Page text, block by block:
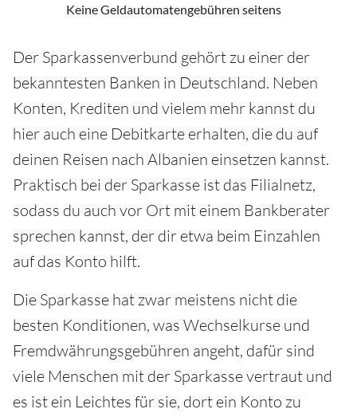
Keine Geldautomatengebühren seitens
Der Sparkassenverbund gehört zu einer der
bekanntesten Banken in Deutschland. Neben
Konten, Krediten und vielem mehr kannst du
hier auch eine Debitkarte erhalten, die du auf
deinen Reisen nach Albanien einsetzen kannst.
Praktisch bei der Sparkasse ist das Filialnetz,
sodass du auch vor Ort mit einem Bankberater
sprechen kannst, der dir etwa beim Einzahlen
auf das Konto hilft.
Die Sparkasse hat zwar meistens nicht die
besten Konditionen, was Wechselkurse und
Fremdwährungsgebühren angeht, dafür sind
viele Menschen mit der Sparkasse vertraut und
es ist ein Leichtes für sie, dort ein Konto zu